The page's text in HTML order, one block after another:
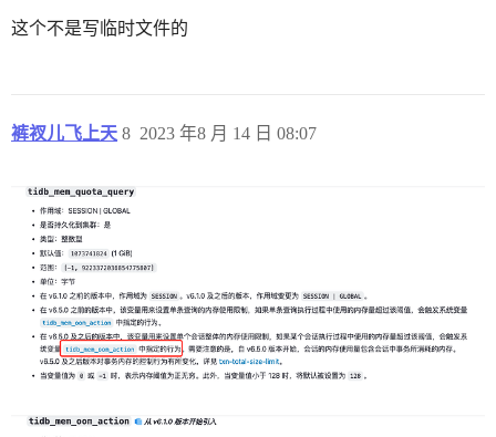
这个不是写临时文件的
裤衩儿飞上天 2023 年8 月 14 日 08:07
8